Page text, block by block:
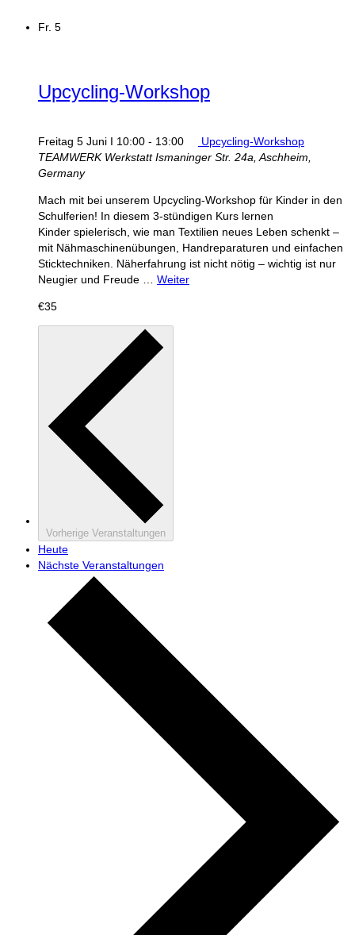
Fr. 5
Upcycling‑Workshop
Freitag 5 Juni I 10:00 - 13:00
Upcycling‑Workshop
TEAMWERK WerkstattIsmaninger Str. 24a, Aschheim,
Germany
Mach mit bei unserem Upcycling-Workshop für Kinder in den
Schulferien! In diesem 3‑stündigen Kurs lernen
Kinder spielerisch, wie man Textilien neues Leben schenkt –
mit Nähmaschinenübungen, Handreparaturen und einfachen
Sticktechniken. Näherfahrung ist nicht nötig – wichtig ist nur
Neugier und Freude … Weiter
€35
Vorherige Veranstaltungen
Heute
Nächste Veranstaltungen